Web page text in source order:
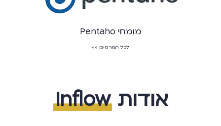
מומחי Pentaho
לכל הפרטים >>
אודותInflow